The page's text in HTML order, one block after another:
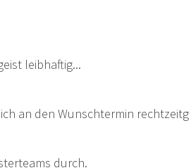
leibhaftig...
an den Wunschtermin
durch.